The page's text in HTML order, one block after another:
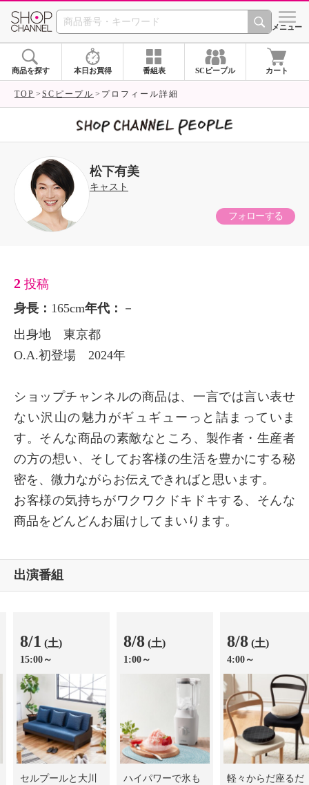
SHOP CHANNEL シメニュー
商品を探す 本日お買得 番組表 SCピープル カート
TOP SCピープル プロフィール詳細
松下有美
キャスト
フォローする
2 投稿
身長： 165cm年代： －
出身地 東京都
O.A.初登場 2024年
ショップチャンネルの商品は、一言では言い表せ
ない沢山の魅力がギュギューっと詰まっていま
す。そんな商品の素敵なところ、製作者・生産者
の方の想い、そしてお客様の生活を豊かにする秘
密を、微力ながらお伝えできればと思います。
お客様の気持ちがワクワクドキドキする、そんな
商品をどんどんお届けしてまいります。
出演番組
8/1 (土)
15:00～
セルプールと大川
8/8 (土)
1:00～
ハイパワーで氷も
8/8 (土)
4:00～
軽々からだ座るだ